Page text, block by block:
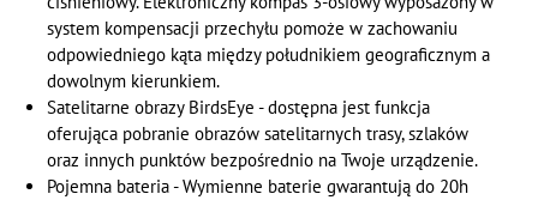
system kompensacji przechyłu pomoże w zachowaniu
odpowiedniego kąta między południkiem geograficznym a
dowolnym kierunkiem.
Satelitarne obrazy BirdsEye - dostępna jest funkcja
oferująca pobranie obrazów satelitarnych trasy, szlaków
oraz innych punktów bezpośrednio na Twoje urządzenie.
Pojemna bateria - Wymienne baterie gwarantują do 20h